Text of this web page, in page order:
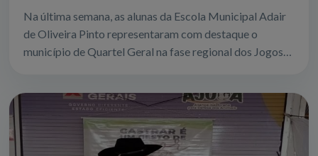
Na última semana, as alunas da Escola Municipal Adair
de Oliveira Pinto representaram com destaque o
município de Quartel Geral na fase regional dos Jogos